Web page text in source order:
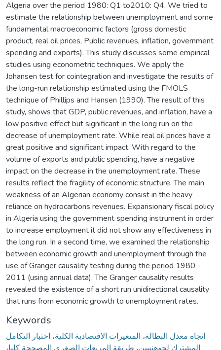
Algeria over the period 1980: Q1 to2010: Q4. We tried to
estimate the relationship between unemployment and some
fundamental macroeconomic factors (gross domestic
product, real oil prices, Public revenues, inflation, government
spending and exports). This study discusses some empirical
studies using econometric techniques. We apply the
Johansen test for cointegration and investigate the results of
the long-run relationship estimated using the FMOLS
technique of Phillips and Hansen (1990). The result of this
study, shows that GDP, public revenues, and inflation, have a
low positive effect but significant in the long run on the
decrease of unemployment rate. While real oil prices have a
great positive and significant impact. With regard to the
volume of exports and public spending, have a negative
impact on the decrease in the unemployment rate. These
results reflect the fragility of economic structure. The main
weakness of an Algerian economy consist in the heavy
reliance on hydrocarbons revenues. Expansionary fiscal policy
in Algeria using the government spending instrument in order
to increase employment it did not show any effectiveness in
the long run. In a second time, we examined the relationship
between economic growth and unemployment through the
use of Granger causality testing during the period 1980 -
2011 (using annual data). The Granger causality results
revealed the existence of a short run unidirectional causality
that runs from economic growth to unemployment rates.
Keywords
اتجاه معدل البطالة، المتغيرات الاقتصادية الكلية، اختبار التكامل